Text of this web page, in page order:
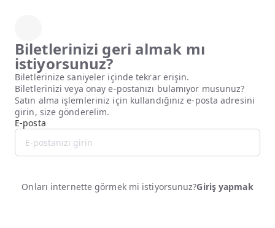
Biletlerinizi geri almak mı
istiyorsunuz?
Biletlerinize saniyeler içinde tekrar erişin.
Biletlerinizi veya onay e-postanızı bulamıyor musunuz?
Satın alma işlemleriniz için kullandığınız e-posta adresini
girin, size gönderelim.
E-posta
Onları internette görmek mi istiyorsunuz?Giriş yapmak